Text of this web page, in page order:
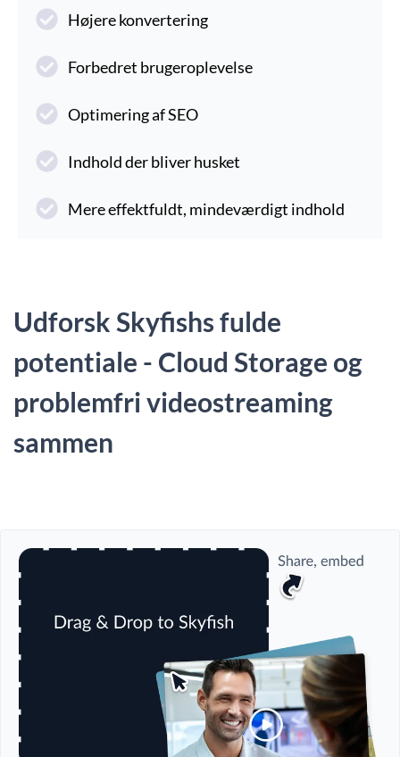
Højere konvertering
Forbedret brugeroplevelse
Optimering af SEO
Indhold der bliver husket
Mere effektfuldt, mindeværdigt indhold
Udforsk Skyfishs fulde
potentiale - Cloud Storage og
problemfri videostreaming
sammen